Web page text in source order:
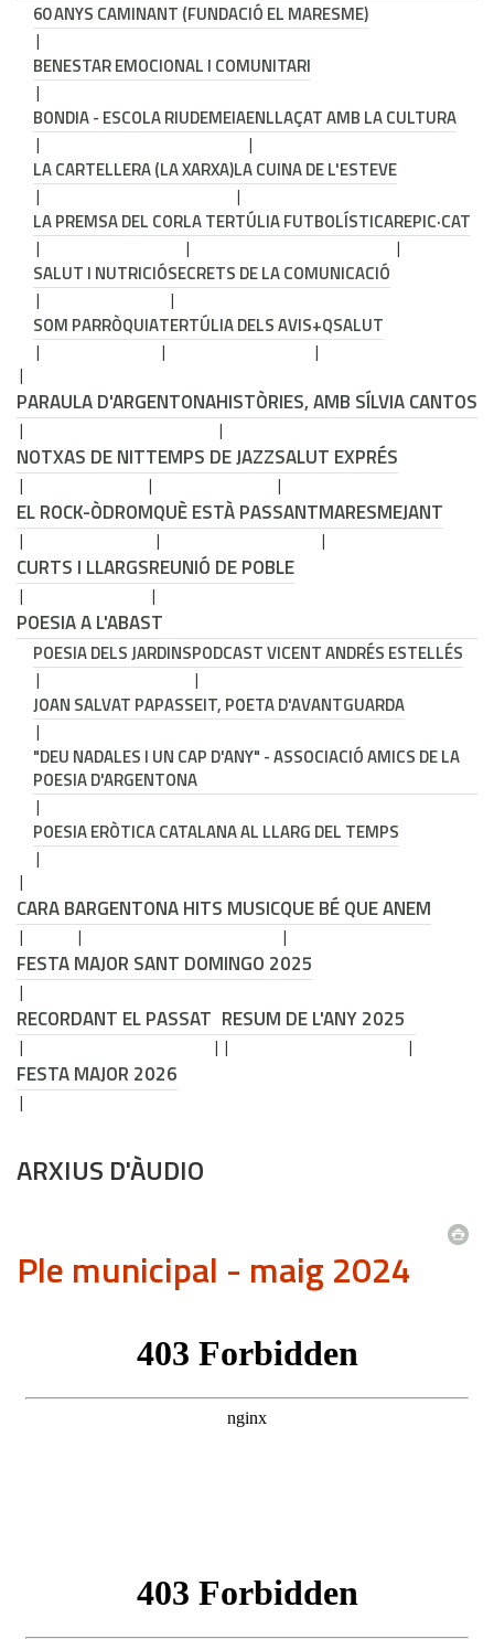
60 ANYS CAMINANT (FUNDACIÓ EL MARESME)
BENESTAR EMOCIONAL I COMUNITARI
BONDIA - ESCOLA RIUDEMEIAENLLAÇAT AMB LA CULTURA
LA CARTELLERA (LA XARXA)LA CUINA DE L'ESTEVE
LA PREMSA DEL CORLA TERTÚLIA FUTBOLÍSTICAREPIC·CAT
SALUT I NUTRICIÓSECRETS DE LA COMUNICACIÓ
SOM PARRÒQUIATERTÚLIA DELS AVIS+QSALUT
PARAULA D'ARGENTONAHISTÒRIES, AMB SÍLVIA CANTOS
NOTXAS DE NITTEMPS DE JAZZSALUT EXPRÉS
EL ROCK-ÒDROMQUÈ ESTÀ PASSANTMARESMEJANT
CURTS I LLARGSREUNIÓ DE POBLE
POESIA A L'ABAST
POESIA DELS JARDINSPODCAST VICENT ANDRÉS ESTELLÉS
JOAN SALVAT PAPASSEIT, POETA D'AVANTGUARDA
"DEU NADALES I UN CAP D'ANY" - ASSOCIACIÓ AMICS DE LA
POESIA D'ARGENTONA
POESIA ERÒTICA CATALANA AL LLARG DEL TEMPS
CARA BARGENTONA HITS MUSICQUE BÉ QUE ANEM
FESTA MAJOR SANT DOMINGO 2025
RECORDANT EL PASSAT RESUM DE L'ANY 2025
FESTA MAJOR 2026
ARXIUS D'ÀUDIO
Ple municipal - maig 2024